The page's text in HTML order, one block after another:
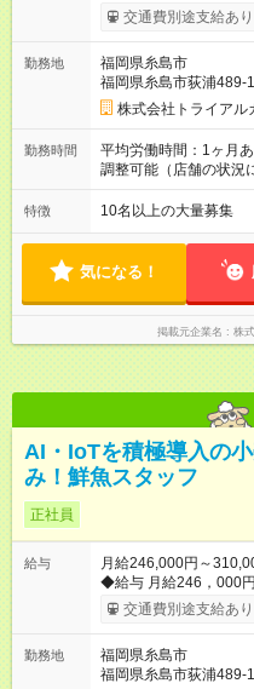
なし）勤務の給与に
内転勤あり）：月給
～400，000円 【バイヤー経験がある方】 月給380，000円～ ※
当社規定の採用基準に
の上、決定いたします。
プラスしてもらえる
当 ◎通勤手当 ◎家族
業手当（全額支給） ◎
績：月平均残業時間13.25h以下） 【試用期
用期間の長さ：2ヶ月
交通費別途支給あり
勤務地
福岡県糸島市
福岡県糸島市荻浦489-1
株式会社トライアル
勤務時間
平均労働時間：1ヶ月
調整可能（店舗の状況により異
13.25ｈ以下 ⇒業務効
◎基本は定時退社 ◎固
務時間の調整可能（店舗の
残業は13.25ｈ以下 ⇒
きます ◎基本は定時退社 ◎固定残業・みなし残業ナシ。残業分
は1分単位で支給
特徴 10名以上の大量募集
気になる！
掲載元企業名 株
AI・IoTを積極導入の
み！鮮魚スタッフ
正社員
給与
月給246,000円～
◆給与 月給246，000
なし）勤務の給与に
内転勤あり）：月給
～400，000円 【バイヤー経験がある方】 月給380，000円～ ※
当社規定の採用基準に
交通費別途支給あり
勤務地
福岡県糸島市
福岡県糸島市荻浦489-1